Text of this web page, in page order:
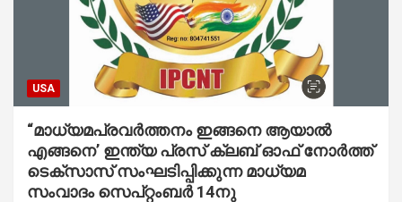
USA
“മാധ്യമപ്രവർത്തനം ഇങ്ങനെ ആയാൽ
എങ്ങനെ’ ഇന്ത്യ പ്രസ് ക്ലബ് ഓഫ് നോർത്ത്
ടെക്സാസ് സംഘടിപ്പിക്കുന്ന മാധ്യമ
സംവാദം സെപ്റ്റംബർ 14നു